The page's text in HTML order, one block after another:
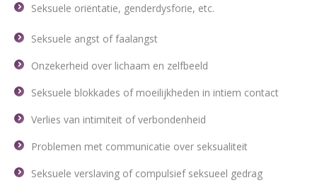
Seksuele oriëntatie, genderdysforie, etc.
Seksuele angst of faalangst
Onzekerheid over lichaam en zelfbeeld
Seksuele blokkades of moeilijkheden in intiem contact
Verlies van intimiteit of verbondenheid
Problemen met communicatie over seksualiteit
Seksuele verslaving of compulsief seksueel gedrag